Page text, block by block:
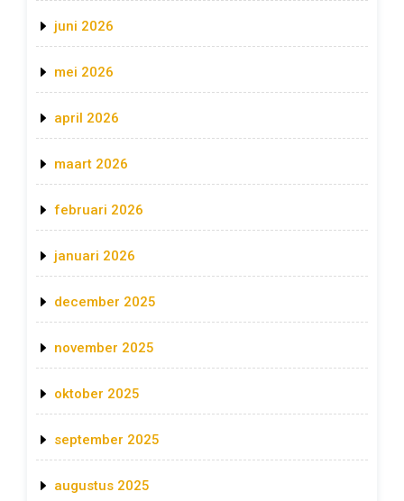
juni 2026
mei 2026
april 2026
maart 2026
februari 2026
januari 2026
december 2025
november 2025
oktober 2025
september 2025
augustus 2025